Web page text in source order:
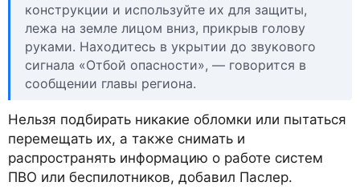
конструкции и используйте их для защиты,
лежа на земле лицом вниз, прикрыв голову
руками. Находитесь в укрытии до звукового
сигнала «Отбой опасности», — говорится в
сообщении главы региона.
Нельзя подбирать никакие обломки или пытаться
перемещать их, а также снимать и
распространять информацию о работе систем
ПВО или беспилотников, добавил Паслер.